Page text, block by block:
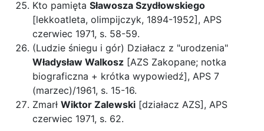
Kto pamięta Sławosza Szydłowskiego
[lekkoatleta, olimpijczyk, 1894-1952], APS
czerwiec 1971, s. 58-59.
(Ludzie śniegu i gór) Działacz z "urodzenia"
Władysław Walkosz [AZS Zakopane; notka
biograficzna + krótka wypowiedź], APS 7
(marzec)/1961, s. 15-16.
Zmarł Wiktor Zalewski [działacz AZS], APS
czerwiec 1971, s. 62.